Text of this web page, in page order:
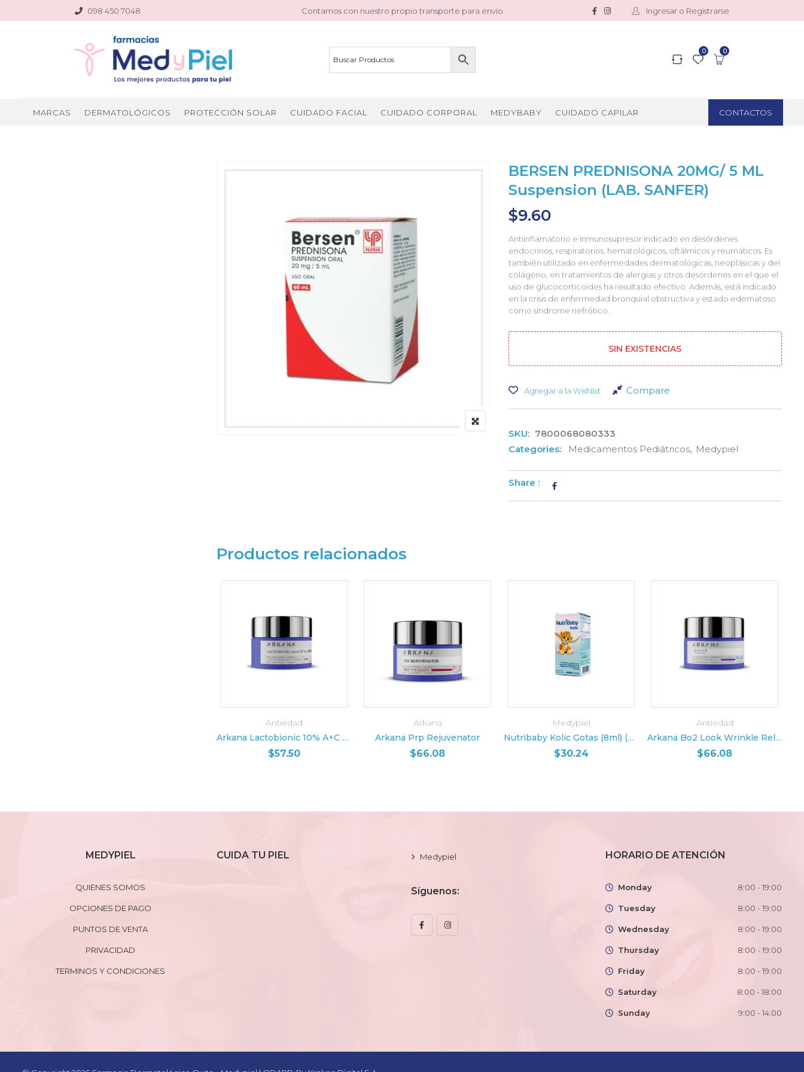
098 450 7048 Contamos con nuestro propio transporte para envío Ingresar o Registrarse
0 0
MARCAS DERMATOLÓGICOS PROTECCIÓN SOLAR CUIDADO FACIAL CUIDADO CORPORAL MEDYBABY CUIDADO CAPILAR CONTACTOS
BERSEN PREDNISONA 20MG/ 5 ML
Suspension (LAB. SANFER)
$9.60
Antiinflamatorio e inmunosupresor indicado en desórdenes
endocrinos, respiratorios, hematológicos, oftálmicos y reumáticos. Es
también utilizado en enfermedades dermatológicas, neoplásicas y del
colágeno, en tratamientos de alergias y otros desórdenes en el que el
uso de glucocorticoides ha resultado efectivo. Además, está indicado
en la crisis de enfermedad bronquial obstructiva y estado edematoso
como síndrome nefrótico.
SIN EXISTENCIAS
Agregar a la Wishlist Compare
SKU: 7800068080333
Categories:
Medicamentos Pediátricos, Medypiel
Share :
Productos relacionados
AÑADIR AL CARRITO
Antiedad
Arkana Lactobionic 10% A+C Crema
$57.50
AÑADIR AL CARRITO
Arkana
Arkana Prp Rejuvenator
$66.08
AÑADIR AL CARRITO
Medypiel
Nutribaby Kolic Gotas (8ml) (LAB. SIEGFRIED)
$30.24
AÑADIR AL CARRITO
Antiedad
Arkana Bo2 Look Wrinkle Relaxer (50ml)
$66.08
MEDYPIEL
QUIENES SOMOS
OPCIONES DE PAGO
PUNTOS DE VENTA
PRIVACIDAD
TERMINOS Y CONDICIONES
CUIDA TU PIEL Medypiel
Síguenos:
HORARIO DE ATENCIÓN
Monday 8:00 - 19:00
Tuesday 8:00 - 19:00
Wednesday 8:00 - 19:00
Thursday 8:00 - 19:00
Friday 8:00 - 19:00
Saturday 8:00 - 18:00
Sunday 9:00 - 14:00